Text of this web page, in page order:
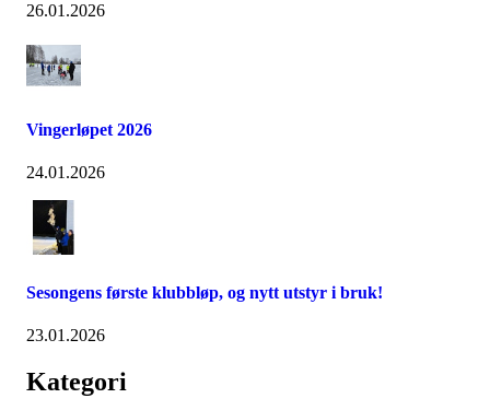
26.01.2026
Vingerløpet 2026
24.01.2026
Sesongens første klubbløp, og nytt utstyr i bruk!
23.01.2026
Kategori